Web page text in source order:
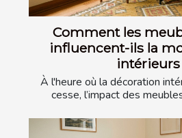
Comment les
influencent-ils la
intérieurs
À l'heure où la décoration
cesse, l’impact des